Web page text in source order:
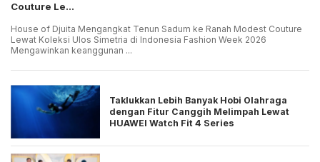
Couture Le...
House of Djuita Mengangkat Tenun Sadum ke Ranah Modest Couture
Lewat Koleksi Ulos Simetria di Indonesia Fashion Week 2026
Mengawinkan keanggunan ...
Taklukkan Lebih Banyak Hobi Olahraga
dengan Fitur Canggih Melimpah Lewat
HUAWEI Watch Fit 4 Series